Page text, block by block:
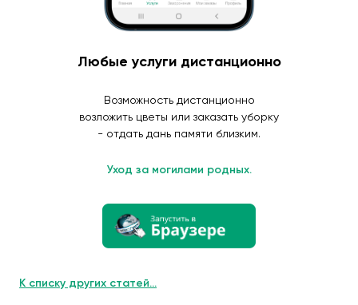
Любые услуги дистанционно
Возможность дистанционно
возложить цветы или заказать уборку
- отдать дань памяти близким.
Уход за могилами родных.
К списку других статей...